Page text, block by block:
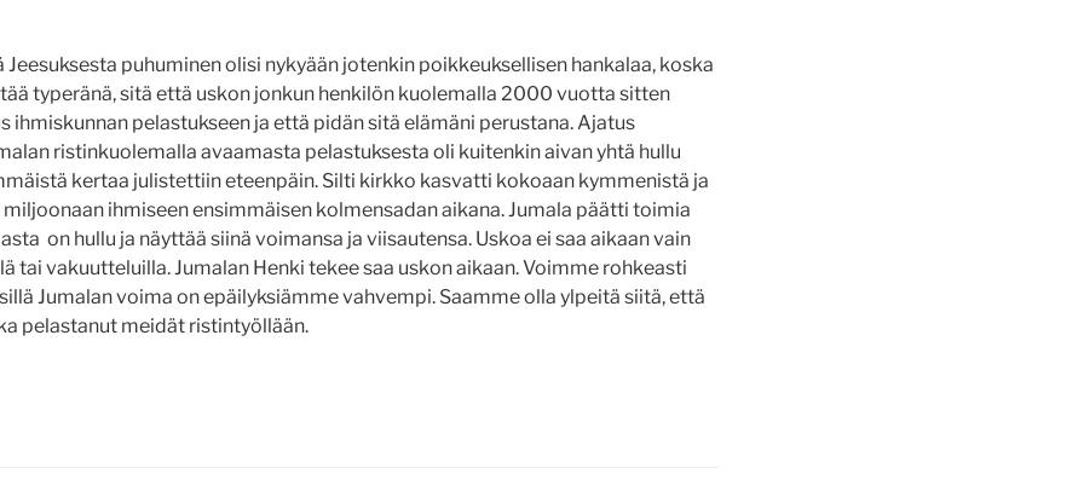
puhuminen olisi nykyään jotenkin poikkeuksellisen hankalaa, koska
typeränä, sitä että uskon jonkun henkilön kuolemalla 2000 vuotta sitten
ihmiskunnan pelastukseen ja että pidän sitä elämäni perustana. Ajatus
ristinkuolemalla avaamasta pelastuksesta oli kuitenkin aivan yhtä hullu
kertaa julistettiin eteenpäin. Silti kirkko kasvatti kokoaan kymmenistä ja
ihmiseen ensimmäisen kolmensadan aikana. Jumala päätti toimia
on hullu ja näyttää siinä voimansa ja viisautensa. Uskoa ei saa aikaan vain
tai vakuutteluilla. Jumalan Henki tekee saa uskon aikaan. Voimme rohkeasti
Jumalan voima on epäilyksiämme vahvempi. Saamme olla ylpeitä siitä, että
pelastanut meidät ristintyöllään.